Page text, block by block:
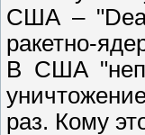
США –
ракетно-
В США
раз. Кому